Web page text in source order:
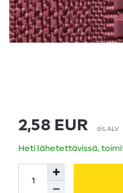
2,58 EUR sis. ALV
Heti lähetettävissä,